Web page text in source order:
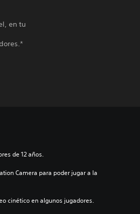
en tu
de 12 años.
Camera para poder jugar a la
cinético en algunos jugadores.